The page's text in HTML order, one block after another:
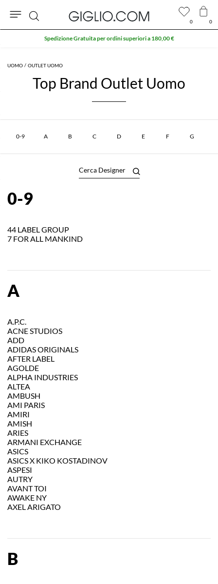
UOMO OUTLET UOMO
Top Brand Outlet Uomo
0-9 A B C D E F G
0-9
44 LABEL GROUP
7 FOR ALL MANKIND
A
A.P.C.
ACNE STUDIOS
ADD
ADIDAS ORIGINALS
AFTER LABEL
AGOLDE
ALPHA INDUSTRIES
ALTEA
AMBUSH
AMI PARIS
AMIRI
AMISH
ARIES
ARMANI EXCHANGE
ASICS
ASICS X KIKO KOSTADINOV
ASPESI
AUTRY
AVANT TOI
AWAKE NY
AXEL ARIGATO
B
0 0
Cerca
Spedizione Gratuita per ordini superiori a 180,00 €